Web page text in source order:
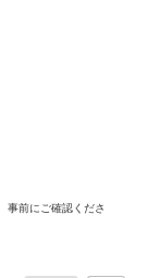
事前にご確認くださ